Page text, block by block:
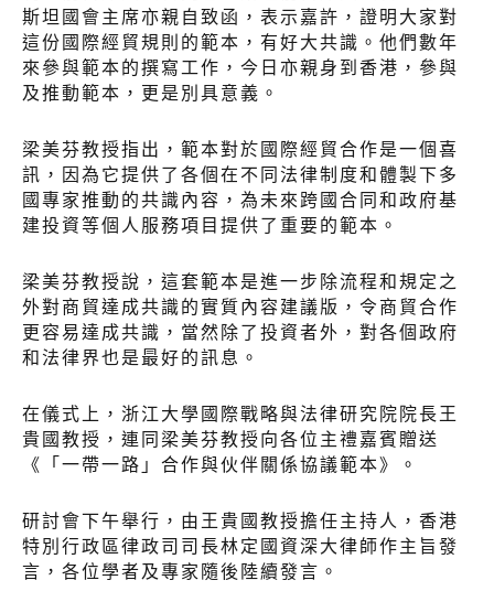
斯坦國會主席亦親自致函，表示嘉許，證明大家對
這份國際經貿規則的範本，有好大共識。他們數年
來參與範本的撰寫工作，今日亦親身到香港，參與
及推動範本，更是別具意義。
梁美芬教授指出，範本對於國際經貿合作是一個喜
訊，因為它提供了各個在不同法律制度和體製下多
國專家推動的共識內容，為未來跨國合同和政府基
建投資等個人服務項目提供了重要的範本。
梁美芬教授說，這套範本是進一步除流程和規定之
外對商貿達成共識的實質內容建議版，令商貿合作
更容易達成共識，當然除了投資者外，對各個政府
和法律界也是最好的訊息。
在儀式上，浙江大學國際戰略與法律研究院院長王
貴國教授，連同梁美芬教授向各位主禮嘉賓贈送
《「一帶一路」合作與伙伴關係協議範本》。
研討會下午舉行，由王貴國教授擔任主持人，香港
特別行政區律政司司長林定國資深大律師作主旨發
言，各位學者及專家隨後陸續發言。